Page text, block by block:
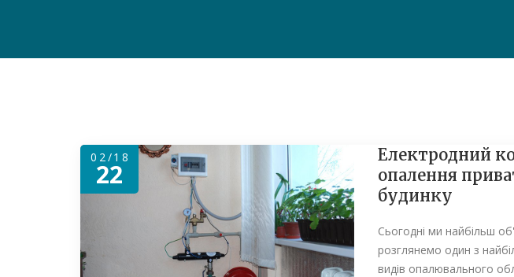
02/18
22
Електродний
опалення
будинку
Сьогодні ми найбільш
розглянемо один з
видів опалювального